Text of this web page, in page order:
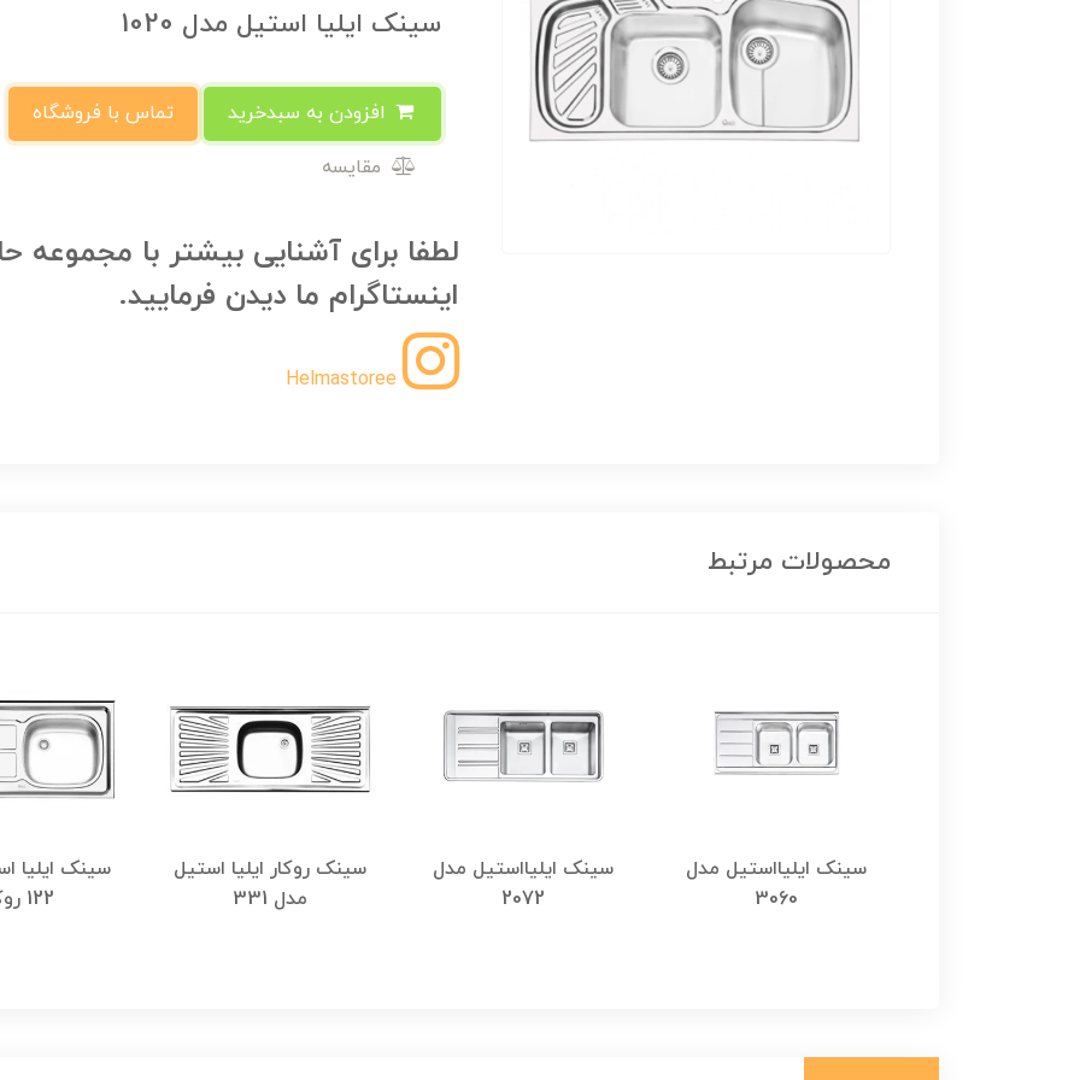
سینک ایلیا استیل مدل 1020
تماس با فروشگاه
مقایسه
لطفا برای آشنایی بیشتر با مجموعه
اینستاگرام ما دیدن فرمایید.
Helmastoree
محصولات مرتبط
سینک ایلیااستیل مدل
3060
سینک ایلیااستیل مدل
2072
سینک روکار ایلیا استیل
مدل 331
سینک ایلیا
122 روکار